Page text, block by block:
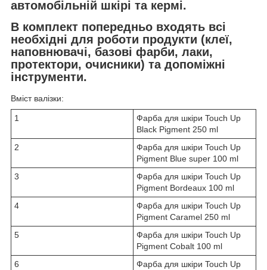
автомобільній шкірі та кермі.
В комплект попередньо входять всі
необхідні для роботи продукти (клеї,
наповнювачі, базові фарби, лаки,
протектори, очисники) та допоміжні
інструменти.
Вміст валізки:
1
Фарба для шкіри Touch Up
Black Pigment 250 ml
2
Фарба для шкіри Touch Up
Pigment Blue super 100 ml
3
Фарба для шкіри Touch Up
Pigment Bordeaux 100 ml
4
Фарба для шкіри Touch Up
Pigment Caramel 250 ml
5
Фарба для шкіри Touch Up
Pigment Cobalt 100 ml
6
Фарба для шкіри Touch Up